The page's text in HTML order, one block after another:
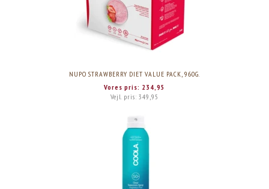
NUPO STRAWBERRY DIET VALUE PACK, 960G.
Vores pris: 234,95
Vejl. pris: 349,95